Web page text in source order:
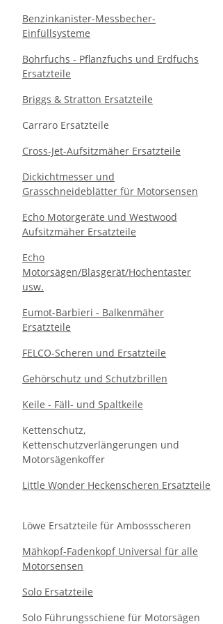
Benzinkanister-Messbecher-
Einfüllsysteme
Bohrfuchs - Pflanzfuchs und Erdfuchs
Ersatzteile
Briggs & Stratton Ersatzteile
Carraro Ersatzteile
Cross-Jet-Aufsitzmäher Ersatzteile
Dickichtmesser und
Grasschneideblätter für Motorsensen
Echo Motorgeräte und Westwood
Aufsitzmäher Ersatzteile
Echo
Motorsägen/Blasgerät/Hochentaster
usw.
Eumot-Barbieri - Balkenmäher
Ersatzteile
FELCO-Scheren und Ersatzteile
Gehörschutz und Schutzbrillen
Keile - Fäll- und Spaltkeile
Kettenschutz,
Kettenschutzverlängerungen und
Motorsägenkoffer
Little Wonder Heckenscheren Ersatzteile
Löwe Ersatzteile für Ambossscheren
Mähkopf-Fadenkopf Universal für alle
Motorsensen
Solo Ersatzteile
Solo Führungsschiene für Motorsägen